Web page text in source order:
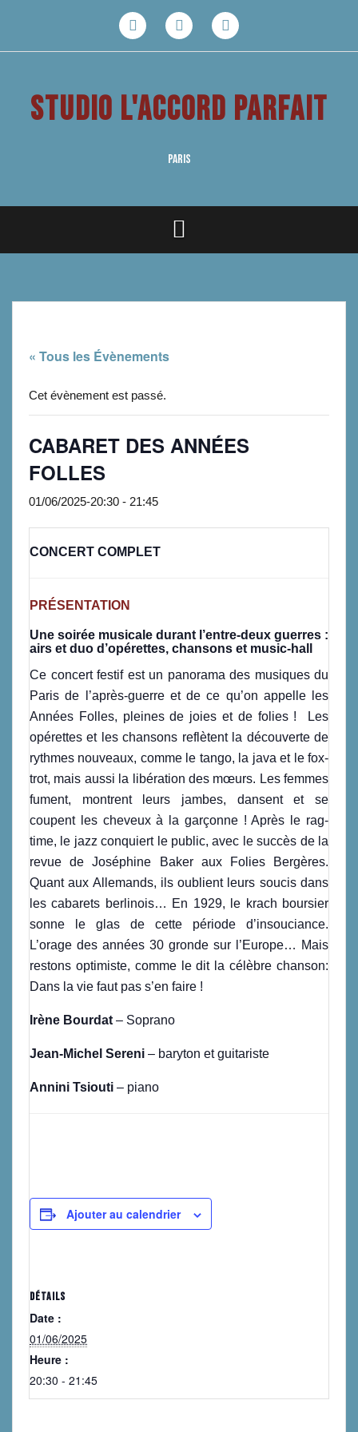
STUDIO L'ACCORD PARFAIT
PARIS
« Tous les Évènements
Cet évènement est passé.
CABARET DES ANNÉES
FOLLES
01/06/2025-20:30 - 21:45
CONCERT COMPLET
PRÉSENTATION
Une soirée musicale durant l’entre-deux guerres :
airs et duo d’opérettes, chansons et music-hall
Ce concert festif est un panorama des musiques du
Paris de l’après-guerre et de ce qu’on appelle les
Années Folles, pleines de joies et de folies ! Les
opérettes et les chansons reflètent la découverte de
rythmes nouveaux, comme le tango, la java et le fox-
trot, mais aussi la libération des mœurs. Les femmes
fument, montrent leurs jambes, dansent et se
coupent les cheveux à la garçonne ! Après le rag-
time, le jazz conquiert le public, avec le succès de la
revue de Joséphine Baker aux Folies Bergères.
Quant aux Allemands, ils oublient leurs soucis dans
les cabarets berlinois… En 1929, le krach boursier
sonne le glas de cette période d’insouciance.
L’orage des années 30 gronde sur l’Europe… Mais
restons optimiste, comme le dit la célèbre chanson:
Dans la vie faut pas s’en faire !
Irène Bourdat – Soprano
Jean-Michel Sereni – baryton et guitariste
Annini Tsiouti – piano
Ajouter au calendrier
DÉTAILS
Date :
01/06/2025
Heure :
20:30 - 21:45